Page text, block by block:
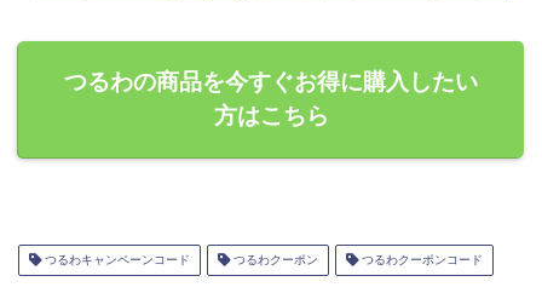
つるわの商品を今すぐお得に購入したい
方はこちら
つるわキャンペーンコード つるわクーポン つるわクーポンコード